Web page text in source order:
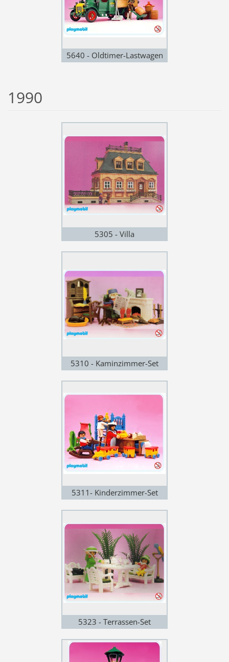
5640 - Oldtimer-Lastwagen
1990
5305 - Villa
5310 - Kaminzimmer-Set
5311- Kinderzimmer-Set
5323 - Terrassen-Set